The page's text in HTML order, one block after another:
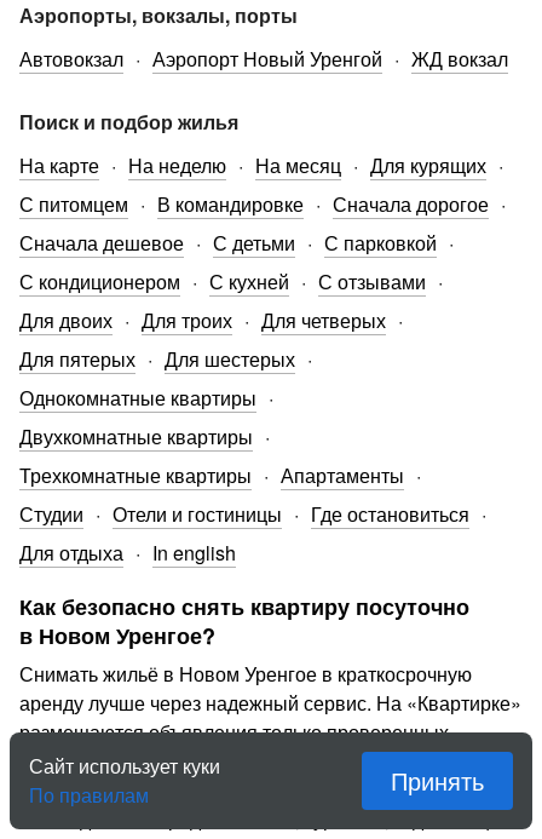
Аэропорты, вокзалы, порты
Автовокзал
Аэропорт Новый Уренгой ЖД вокзал
Поиск и подбор жилья
На карте
На неделю На месяц
Для курящих
С питомцем
В командировке
Сначала дорогое
Сначала дешевое
С детьми
С парковкой
С кондиционером
С кухней
С отзывами
Для двоих
Для троих
Для четверых
Для пятерых
Для шестерых
Однокомнатные квартиры
Двухкомнатные квартиры
Трехкомнатные квартиры
Апартаменты
Студии
Отели и гостиницы
Где остановиться
Для отдыха
In english
Как безопасно снять квартиру посуточно
в Новом Уренгое?
Снимать жильё в Новом Уренгое в краткосрочную
аренду лучше через надежный сервис. На «Квартирке»
размещаются объявления только проверенных
владельцев жилья, а также сервис дает гарантии при
внесении предоплаты. Бронирование временного
жилья для иногородних гостей, туристов, отдыхающих
Сайт использует куки
По правилам
Принять